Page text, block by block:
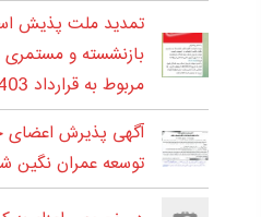
تمدید ملت پذیش
بازنشسته و مستمری
مربوط به قرارداد 1403-1404
آگهی پذیرش اعضای
توسعه عمران نگین